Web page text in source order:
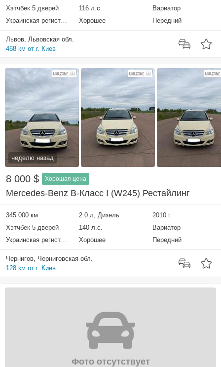
Хэтчбек 5 дверей
116 л.с.
Вариатор
Украинская регистрация
Хорошее Передний
Львов, Львовская обл.
468 км от г. Киев
неделю назад
8 000 $ Хорошая цена
Mercedes-Benz B-Класс I (W245) Рестайлинг
345 000 км 2.0 л, Дизель
2010 г.
Хэтчбек 5 дверей
140 л.с.
Вариатор
Украинская регистрация
Хорошее Передний
Чернигов, Черниговская обл.
128 км от г. Киев
Фото отсутствует